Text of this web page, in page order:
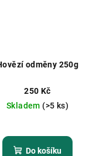
odměny 250g
250 Kč
Skladem (>5 ks)
Do košíku